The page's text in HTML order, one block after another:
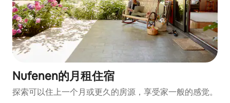
Nufenen的月租住宿
探索可以住上一个月或更久的房源，享受家一般的感觉。